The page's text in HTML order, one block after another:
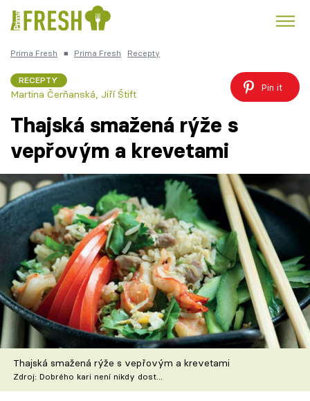
Česká kuchyně Čokoláda
Témata
Recepty
Články
TV Program
Škola vaření
Recepty z TV
Speciál: Cuketa
Prima Fresh ■ Prima Fresh Recepty
RECEPTY
Martina Čerňanská Jiří Štift
Pin it
Thajská smažená rýže s
vepřovým a krevetami
Thajská smažená rýže s vepřovým a krevetami
Zdroj: Dobrého kari není nikdy dost...